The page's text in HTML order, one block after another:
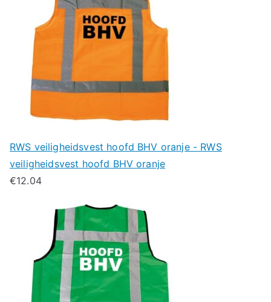
RWS veiligheidsvest hoofd BHV oranje - RWS
veiligheidsvest hoofd BHV oranje
€12.04